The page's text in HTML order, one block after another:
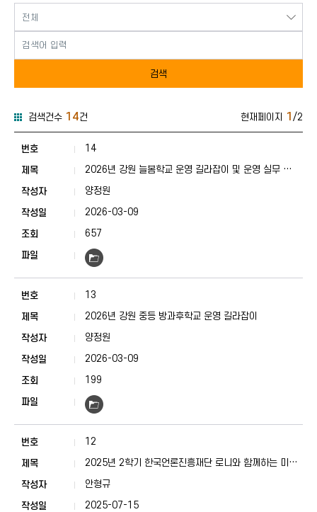
검색
검색건수 14건 현재페이지 1 /2
14
2026년 강원 늘봄학교 운영 길라잡이 및 운영 실무 가
양정원
2026-03-09
657
13
2026년 강원 중등 방과후학교 운영 길라잡이
양정원
2026-03-09
199
12
2025년 2학기 한국언론진흥재단 로니와 함께하는 미디
안형규
2025-07-15